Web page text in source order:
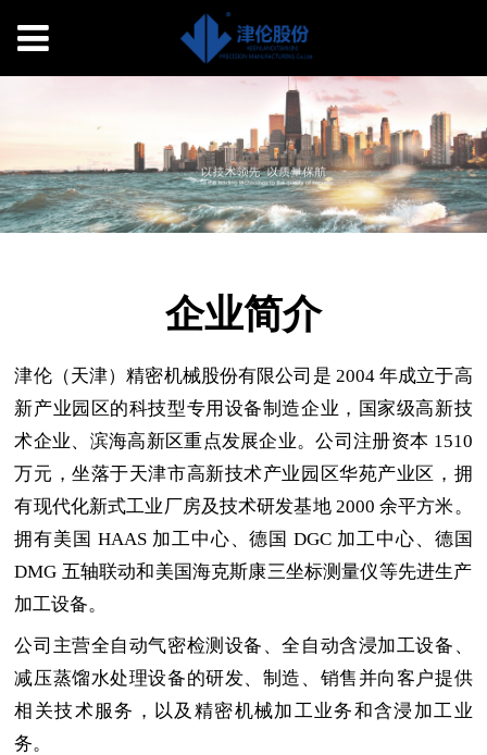
企业简介
津伦（天津）精密机械股份有限公司是 2004年成立于高
新产业园区的科技型专用设备制造企业，国家级高新技
术企业、滨海高新区重点发展企业。公司注册资本 1510
万元，坐落于天津市高新技术产业园区华苑产业区，拥
有现代化新式工业厂房及技术研发基地2000余平方米 。
拥有美国 HAAS 加工中心、德国 DGC 加工中心、德国
DMG 五轴联动和美国海克斯康三坐标测量仪等先进生产
加工设备。
公司主营全自动气密检测设备、全自动含浸加工设备、
减压蒸馏水处理设备的研发、制造、销售并向客户提供
相关技术服务，以及精密机械加工业务和含浸加工业
务。